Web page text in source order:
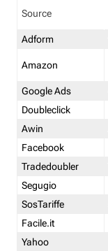
Source
Adform
Amazon
Google Ads
Doubleclick
Awin
Facebook
Tradedoubler
Segugio
SosTariffe
Facile.it
Yahoo